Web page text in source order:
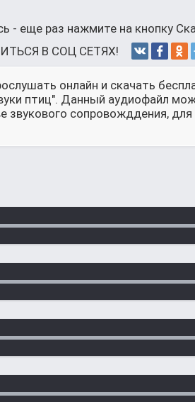
- еще раз нажмите на кнопку
В СОЦ СЕТЯХ!
онлайн и скачать
птиц". Данный аудиофайл
звукового сопровожддения,